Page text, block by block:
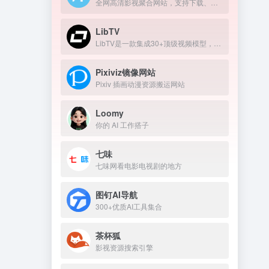
LibTV
Pixiviz镜像网站
Pixiv 插画动漫资源搬运网站
Loomy
你的 AI 工作搭子
七味
七味网看电影电视剧的地方
图钉AI导航
300+优质AI工具集合
茶杯狐
影视资源搜索引擎